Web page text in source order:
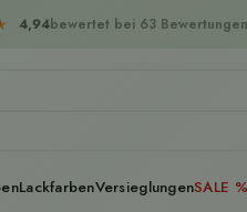
4,94bewertet bei 63 Bewertungen
LackfarbenVersieglungenSALE %